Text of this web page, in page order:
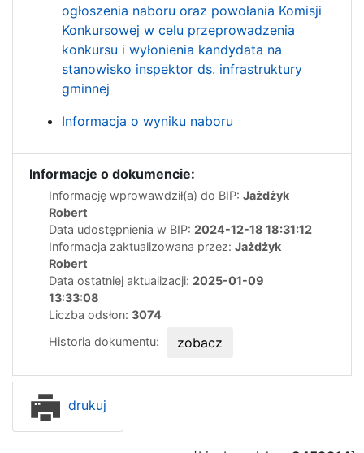
ogłoszenia naboru oraz powołania Komisji
Konkursowej w celu przeprowadzenia
konkursu i wyłonienia kandydata na
stanowisko inspektor ds. infrastruktury
gminnej
Informacja o wyniku naboru
Informacje o dokumencie:
Informację wprowawdził(a) do BIP: Jażdżyk
Robert
Data udostępnienia w BIP: 2024-12-18 18:31:12
Informacja zaktualizowana przez: Jażdżyk
Robert
Data ostatniej aktualizacji: 2025-01-09
13:33:08
Liczba odsłon: 3074
Historia dokumentu:
zobacz
drukuj